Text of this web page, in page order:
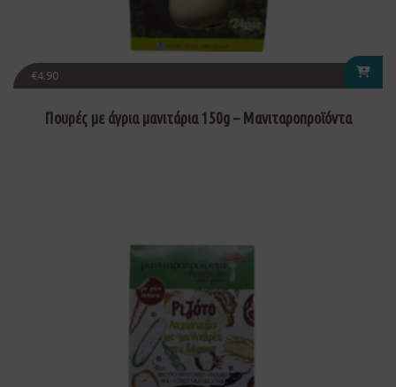
€4.90
Πουρές με άγρια μανιτάρια 150g – Μανιταροπροϊόντα